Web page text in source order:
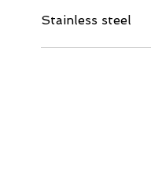
Stainless steel
Small